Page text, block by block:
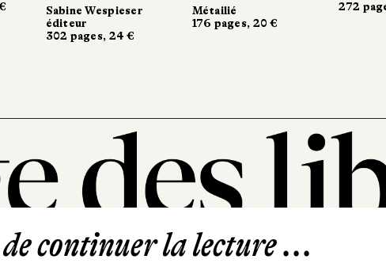
Wespieser
pages, 24 €
Métailié
176 pages, 20 €
272 pages, 23 €
Wespieser
pages, 24 €
Métailié
176 pages, 20 €
272 pages, 23 €
101, rue Saint-Lazare
continuer la lecture ...